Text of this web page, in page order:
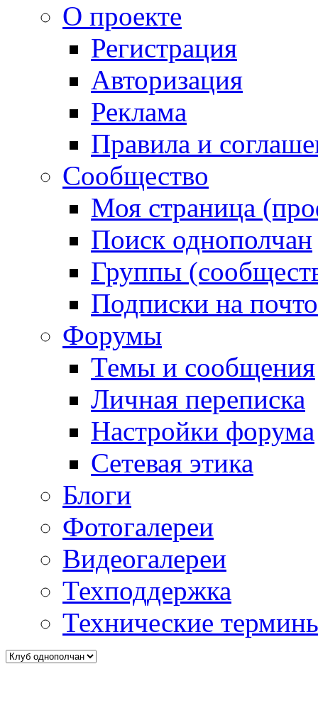
О проекте
Регистрация
Авторизация
Реклама
Правила и
Сообщество
Моя страница
Поиск однополчан
Группы
Подписки на
Форумы
Темы и сообщения
Личная переписка
Настройки форума
Сетевая этика
Блоги
Фотогалереи
Видеогалереи
Техподдержка
Технические